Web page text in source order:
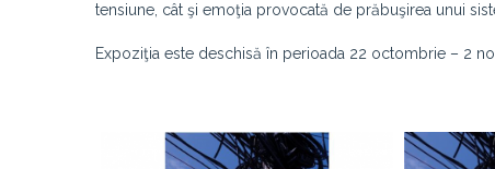
tensiune, cât şi emoţia provocată de prăbuşirea unui
Expoziţia este deschisă în perioada 22 octombrie – 2